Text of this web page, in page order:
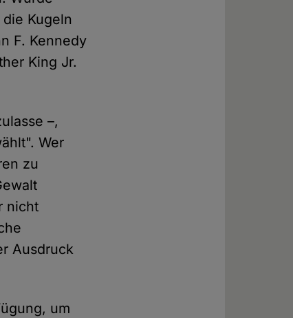
Kugeln
F. Kennedy
King Jr.
–,
Wer
zu
nicht
Ausdruck
um